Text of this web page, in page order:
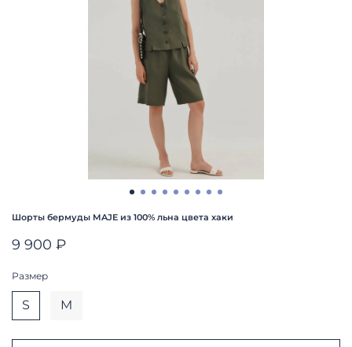
Шорты бермуды MAJE из 100% льна цвета хаки
9 900 ₽
Размер
S M